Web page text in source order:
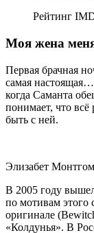
Рейтинг
Моя жена
Первая брачная
самая
когда Саманта
понимает, что всё
быть с ней.
Элизабет
В 2005 году
по мотивам этого
оригинале
«Колдунья». В